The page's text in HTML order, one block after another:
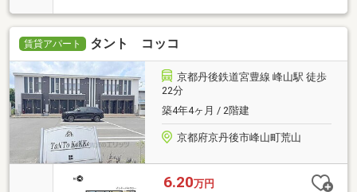
賃貸アパート タント コッコ
京都丹後鉄道宮豊線 峰山駅 徒歩
22分
築4年4ヶ月 / 2階建
京都府京丹後市峰山町荒山
6.20万円